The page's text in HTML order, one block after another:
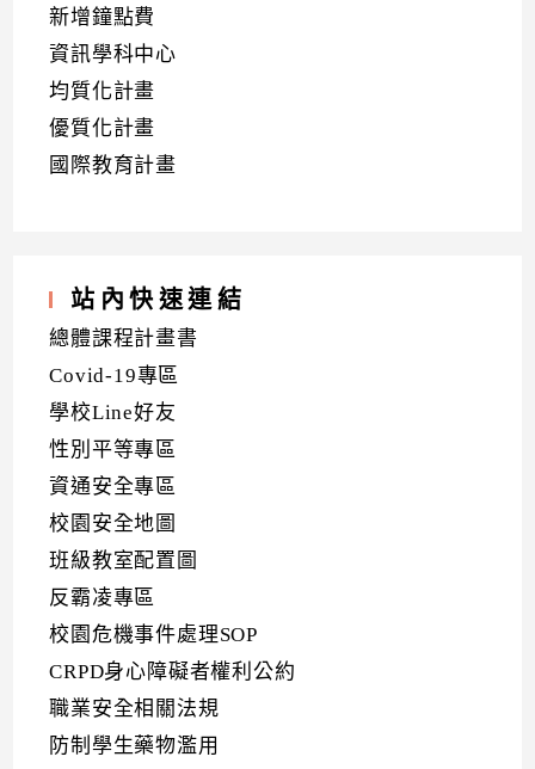
新增鐘點費
資訊學科中心
均質化計畫
優質化計畫
國際教育計畫
站內快速連結
總體課程計畫書
Covid-19專區
學校Line好友
性別平等專區
資通安全專區
校園安全地圖
班級教室配置圖
反霸凌專區
校園危機事件處理SOP
CRPD身心障礙者權利公約
職業安全相關法規
防制學生藥物濫用